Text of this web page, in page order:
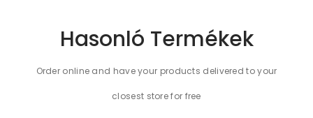
Hasonló Termékek
Order online and have your products delivered to your
closest store for free